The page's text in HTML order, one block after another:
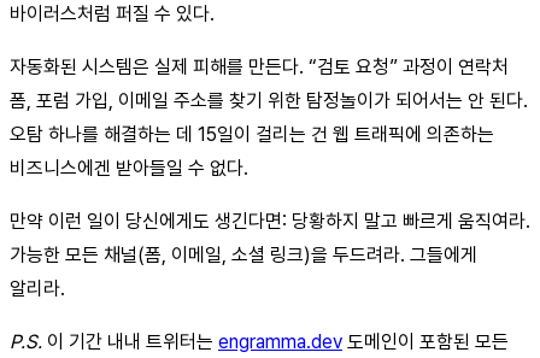
바이러스처럼 퍼질 수 있다.
자동화된 시스템은 실제 피해를 만든다. “검토 요청” 과정이 연락처
폼, 포럼 가입, 이메일 주소를 찾기 위한 탐정놀이가 되어서는 안 된다.
오탐 하나를 해결하는 데 15일이 걸리는 건 웹 트래픽에 의존하는
비즈니스에겐 받아들일 수 없다.
만약 이런 일이 당신에게도 생긴다면: 당황하지 말고 빠르게 움직여라.
가능한 모든 채널(폼, 이메일, 소셜 링크)을 두드려라. 그들에게
알리라.
P.S. 이 기간 내내 트위터는 engramma.dev 도메인이 포함된 모든